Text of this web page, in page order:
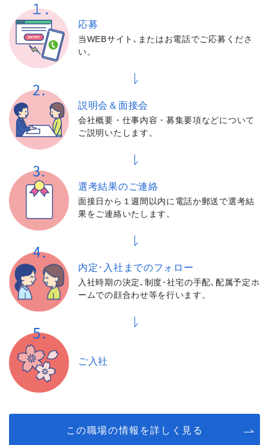
応募
当WEBサイト､またはお電話でご応募くださ
い。
説明会＆面接会
会社概要・仕事内容・募集要項などについて
ご説明いたします。
選考結果のご連絡
面接日から１週間以内に電話か郵送で選考結
果をご連絡いたします。
内定･入社までのフォロー
入社時期の決定､制度･社宅の手配､配属予定ホ
ームでの顔合わせ等を行います。
ご入社
この職場の情報を詳しく見る